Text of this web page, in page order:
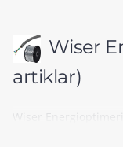
Wiser
artiklar)
Wiser